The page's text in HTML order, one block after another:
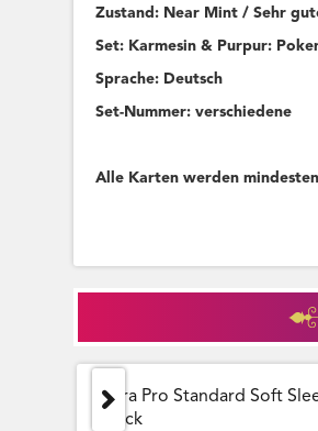
Zustand: Near Mint / Sehr
Set: Karmesin & Purpur:
Sprache: Deutsch
Set-Nummer: verschiedene
Alle Karten werden
Ultra Pro Standard Soft
Stück